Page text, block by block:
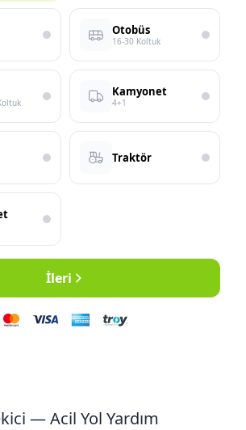
Otobüs
16-30 Koltuk
Kamyonet
4+1
Traktör
İleri
— Acil Yol Yardım